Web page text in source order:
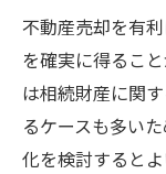
不動産売却を有
を確実に得るこ
は相続財産に関
るケースも多い
化を検討するとよ